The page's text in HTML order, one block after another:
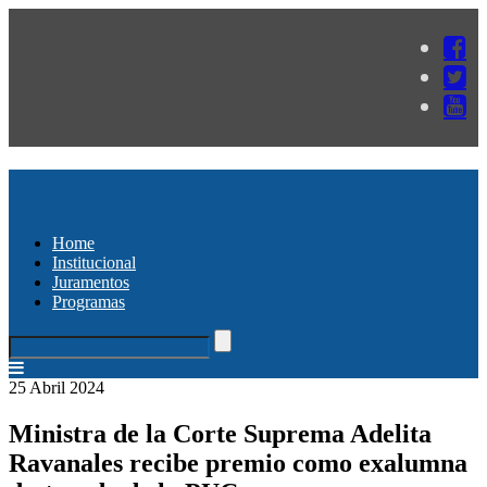
Home
Institucional
Juramentos
Programas
25 Abril 2024
Ministra de la Corte Suprema Adelita
Ravanales recibe premio como exalumna